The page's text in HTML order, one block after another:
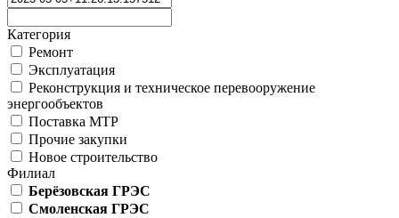
Категория
Ремонт
Эксплуатация
Реконструкция и техническое перевооружение
энергообъектов
Поставка МТР
Прочие закупки
Новое строительство
Филиал
Берёзовская ГРЭС
Смоленская ГРЭС